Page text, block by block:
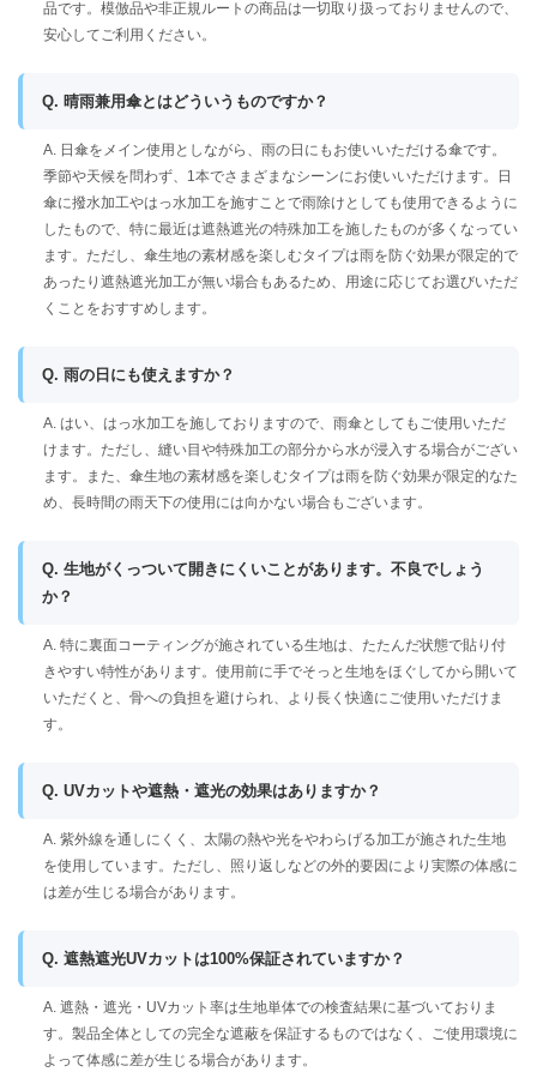
品です。模倣品や非正規ルートの商品は一切取り扱っておりませんので、
安心してご利用ください。
Q. 晴雨兼用傘とはどういうものですか？
A. 日傘をメイン使用としながら、雨の日にもお使いいただける傘です。
季節や天候を問わず、1本でさまざまなシーンにお使いいただけます。日
傘に撥水加工やはっ水加工を施すことで雨除けとしても使用できるように
したもので、特に最近は遮熱遮光の特殊加工を施したものが多くなってい
ます。ただし、傘生地の素材感を楽しむタイプは雨を防ぐ効果が限定的で
あったり遮熱遮光加工が無い場合もあるため、用途に応じてお選びいただ
くことをおすすめします。
Q. 雨の日にも使えますか？
A. はい、はっ水加工を施しておりますので、雨傘としてもご使用いただ
けます。ただし、縫い目や特殊加工の部分から水が浸入する場合がござい
ます。また、傘生地の素材感を楽しむタイプは雨を防ぐ効果が限定的なた
め、長時間の雨天下の使用には向かない場合もございます。
Q. 生地がくっついて開きにくいことがあります。不良でしょう
か？
A. 特に裏面コーティングが施されている生地は、たたんだ状態で貼り付
きやすい特性があります。使用前に手でそっと生地をほぐしてから開いて
いただくと、骨への負担を避けられ、より長く快適にご使用いただけま
す。
Q. UVカットや遮熱・遮光の効果はありますか？
A. 紫外線を通しにくく、太陽の熱や光をやわらげる加工が施された生地
を使用しています。ただし、照り返しなどの外的要因により実際の体感に
は差が生じる場合があります。
Q. 遮熱遮光UVカットは100%保証されていますか？
A. 遮熱・遮光・UVカット率は生地単体での検査結果に基づいておりま
す。製品全体としての完全な遮蔽を保証するものではなく、ご使用環境に
よって体感に差が生じる場合があります。